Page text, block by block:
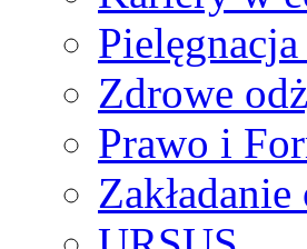
Pielęgnacja
Zdrowe
Prawo i